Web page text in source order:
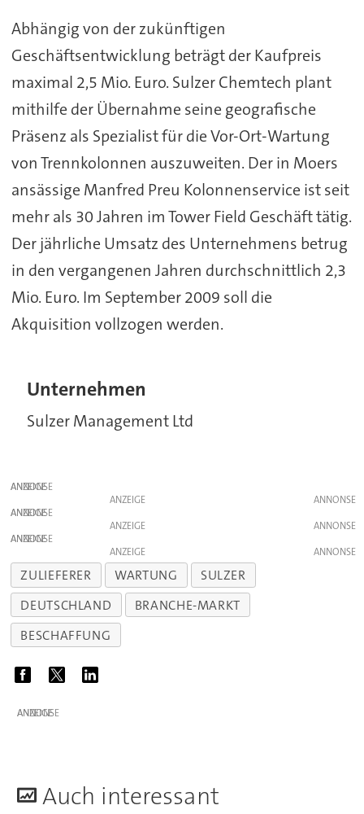
Abhängig von der zukünftigen
Geschäftsentwicklung beträgt der Kaufpreis
maximal 2,5 Mio. Euro. Sulzer Chemtech plant
mithilfe der Übernahme seine geografische
Präsenz als Spezialist für die Vor-Ort-Wartung
von Trennkolonnen auszuweiten. Der in Moers
ansässige Manfred Preu Kolonnenservice ist seit
mehr als 30 Jahren im Tower Field Geschäft tätig.
Der jährliche Umsatz des Unternehmens betrug
in den vergangenen Jahren durchschnittlich 2,3
Mio. Euro. Im September 2009 soll die
Akquisition vollzogen werden.
Unternehmen
Sulzer Management Ltd
ANZEIGE
ANZEIGE
ANZEIGE
ANZEIGE
ANZEIGE
ANZEIGE
ZULIEFERER WARTUNG
SULZER
DEUTSCHLAND
BRANCHE-MARKT
BESCHAFFUNG
ANZEIGE
Auch interessant